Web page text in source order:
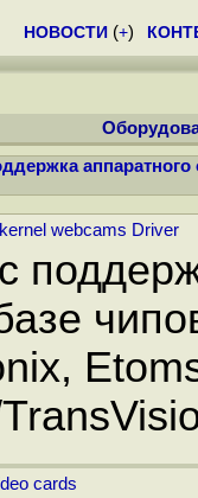
НОВОСТИ (+)
аппаратного
webcams Driver
cards